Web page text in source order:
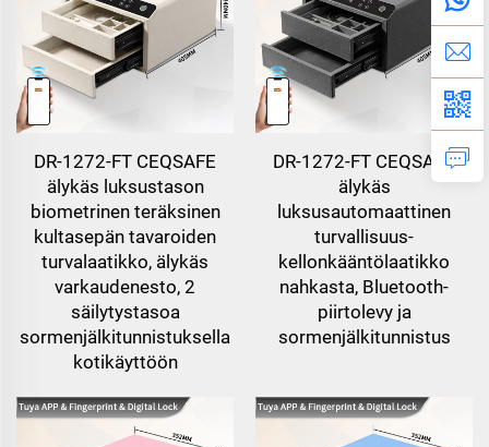
DR-1272-FT CEQSAFE
älykäs luksustason
biometrinen teräksinen
kultasepän tavaroiden
turvalaatikko, älykäs
varkaudenesto, 2
säilytystasoa
sormenjälkitunnistuksella
kotikäyttöön
DR-1272-FT CEQSAFE
älykäs
luksusautomaattinen
turvallisuus-
kellonkääntölaatikko
nahkasta, Bluetooth-
piirtolevy ja
sormenjälkitunnistus